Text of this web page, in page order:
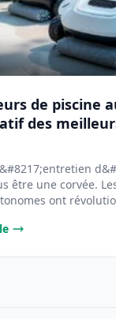
de piscine
des
être une corvée.
ont